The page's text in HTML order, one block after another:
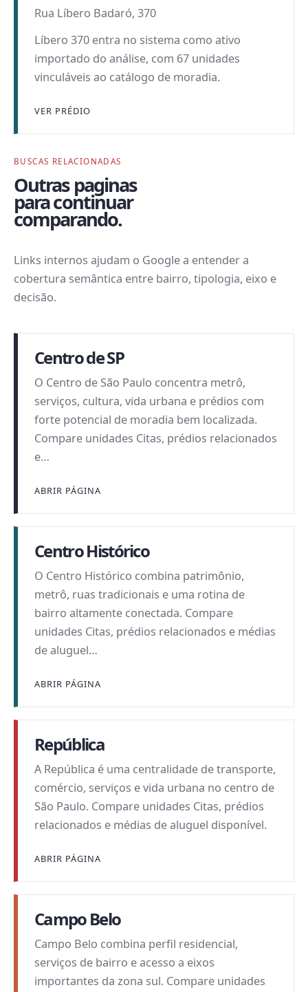
Rua Líbero Badaró, 370
Líbero 370 entra no sistema como ativo
importado do análise, com 67 unidades
vinculáveis ao catálogo de moradia.
VER PRÉDIO
BUSCAS RELACIONADAS
Outras paginas
para continuar
comparando.
Links internos ajudam o Google a entender a
cobertura semântica entre bairro, tipologia, eixo e
decisão.
Centro de SP
O Centro de São Paulo concentra metrô,
serviços, cultura, vida urbana e prédios com
forte potencial de moradia bem localizada.
Compare unidades Citas, prédios relacionados
e…
ABRIR PÁGINA
Centro Histórico
O Centro Histórico combina patrimônio,
metrô, ruas tradicionais e uma rotina de
bairro altamente conectada. Compare
unidades Citas, prédios relacionados e médias
de aluguel…
ABRIR PÁGINA
República
A República é uma centralidade de transporte,
comércio, serviços e vida urbana no centro de
São Paulo. Compare unidades Citas, prédios
relacionados e médias de aluguel disponível.
ABRIR PÁGINA
Campo Belo
Campo Belo combina perfil residencial,
serviços de bairro e acesso a eixos
importantes da zona sul. Compare unidades